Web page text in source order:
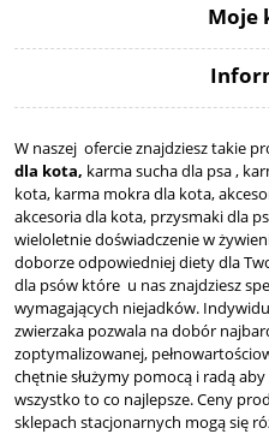
Moje
W naszej ofercie znajdziesz takie
dla kota, karma sucha dla psa ,
kota, karma mokra dla kota,
akcesoria dla kota, przysmaki dla
wieloletnie doświadczenie w
doborze odpowiedniej diety dla
dla psów które u nas znajdziesz
wymagających niejadków.
zwierzaka pozwala na dobór
zoptymalizowanej,
chętnie służymy pomocą i radą
wszystko to co najlepsze. Ceny
sklepach stacjonarnych mogą się